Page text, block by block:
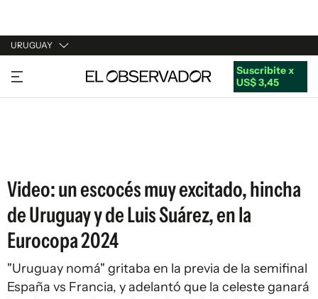
URUGUAY
URUGUAY
ARGENTINA
Suscribite x
US$ 3,45
Video: un escocés muy excitado, hincha
de Uruguay y de Luis Suárez, en la
Eurocopa 2024
"Uruguay nomá" gritaba en la previa de la semifinal
España vs Francia, y adelantó que la celeste ganará